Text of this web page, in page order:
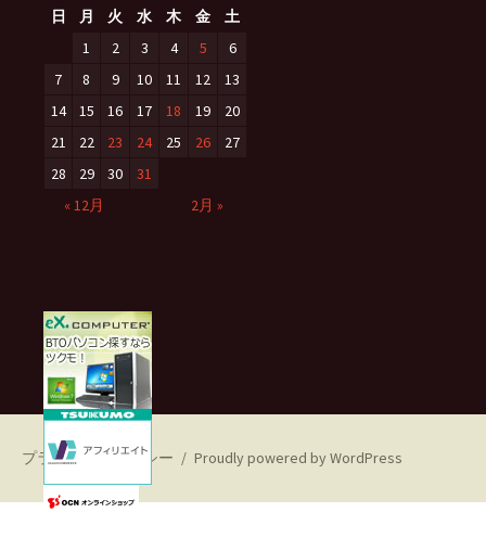
日
月 火 水 木 金
土
1
2 3 4 5
6
7
8 9 10 11 12
13
14
15 16 17 18 19
20
21
22 23 24 25 26
27
28
29 30
31
« 12月
2月 »
プライバシーポリシー Proudly powered by WordPress